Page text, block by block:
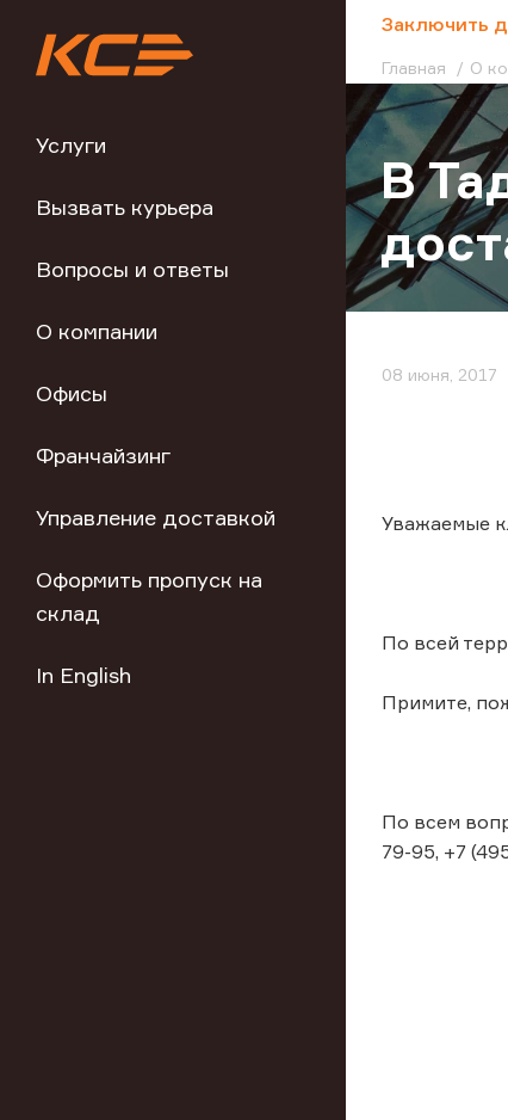
Услуги
Вызвать курьера
Вопросы и ответы
О компании
Офисы
Франчайзинг
Управление доставкой
Оформить пропуск на
склад
In English
Заключить
Главная О
В
08 июня, 2017
Уважаемые
По всей
Примите,
По всем
79-95, +7